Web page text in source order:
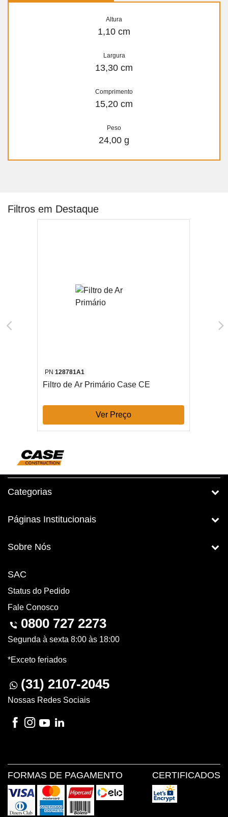
Altura
1,10 cm
Largura
13,30 cm
Comprimento
15,20 cm
Peso
24,00 g
Filtros em Destaque
PN 128781A1
Filtro de Ar Primário Case CE
Ver Preço
Categorias
Páginas Institucionais
Sobre Nós
SAC
Status do Pedido
Fale Conosco
0800 727 2273
Segunda à sexta 8:00 às 18:00
*Exceto feriados
(31) 2107-2045
Nossas Redes Sociais
FORMAS DE PAGAMENTO CERTIFICADOS